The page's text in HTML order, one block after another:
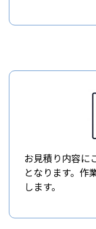
お見積り内容に
となります。作
します。